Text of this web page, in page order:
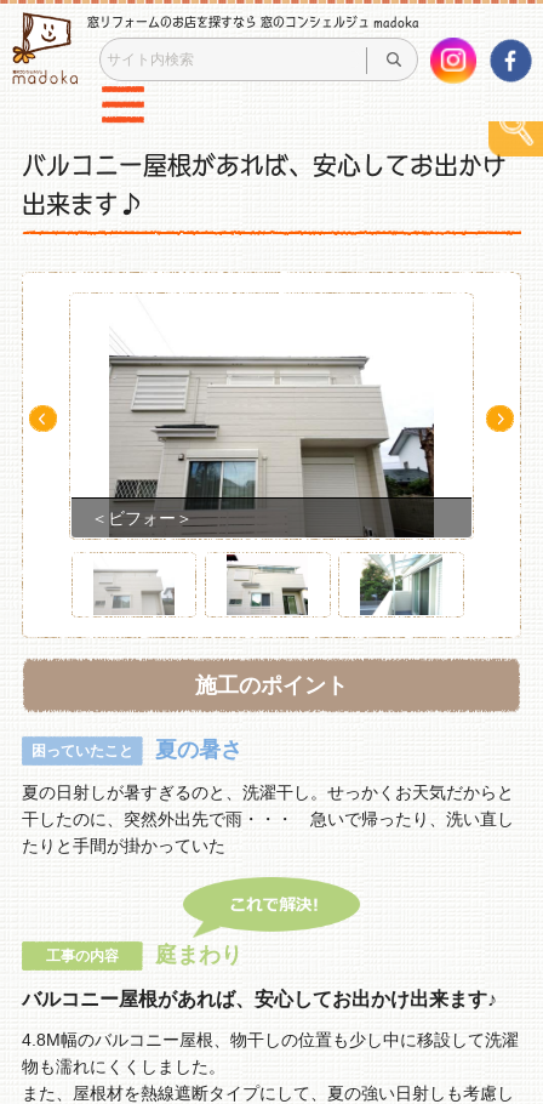
窓リフォームのお店を探すなら 窓のコンシェルジュ madoka
バルコニー屋根があれば、安心してお出かけ
出来ます♪
＜ビフォー＞
施工のポイント
困っていたこと 夏の暑さ
夏の日射しが暑すぎるのと、洗濯干し。せっかくお天気だからと
干したのに、突然外出先で雨・・・ 急いで帰ったり、洗い直し
たりと手間が掛かっていた
工事の内容 庭まわり
バルコニー屋根があれば、安心してお出かけ出来ます♪
4.8M幅のバルコニー屋根、物干しの位置も少し中に移設して洗濯
物も濡れにくくしました。
また、屋根材を熱線遮断タイプにして、夏の強い日射しも考慮し